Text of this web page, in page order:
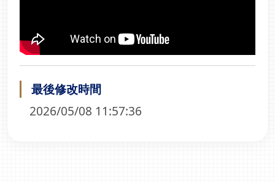
最後修改時間
2026/05/08 11:57:36